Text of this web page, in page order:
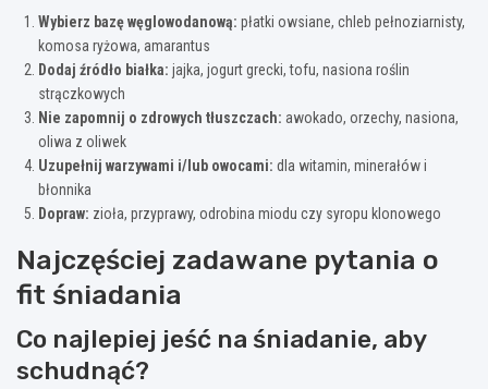
Wybierz bazę węglowodanową: płatki owsiane, chleb pełnoziarnisty,
komosa ryżowa, amarantus
Dodaj źródło białka: jajka, jogurt grecki, tofu, nasiona roślin
strączkowych
Nie zapomnij o zdrowych tłuszczach: awokado, orzechy, nasiona,
oliwa z oliwek
Uzupełnij warzywami i/lub owocami: dla witamin, minerałów i
błonnika
Dopraw: zioła, przyprawy, odrobina miodu czy syropu klonowego
Najczęściej zadawane pytania o
fit śniadania
Co najlepiej jeść na śniadanie, aby
schudnąć?